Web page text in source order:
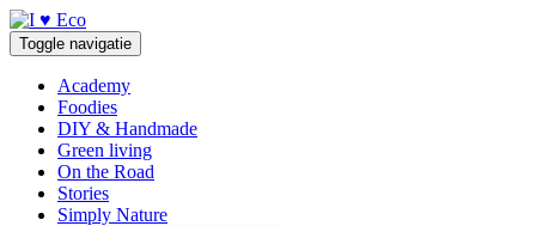
Doorgaan
naar
inhoud
Toggle navigatie
Academy
Foodies
DIY & Handmade
Green living
On the Road
Stories
Simply Nature